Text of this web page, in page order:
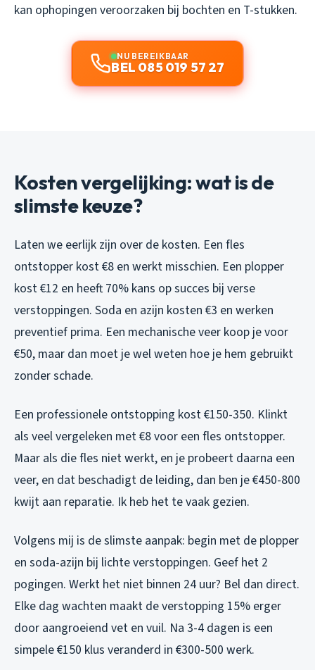
kan ophopingen veroorzaken bij bochten en T-stukken.
NU BEREIKBAAR
BEL 085 019 57 27
Kosten vergelijking: wat is de
slimste keuze?
Laten we eerlijk zijn over de kosten. Een fles
ontstopper kost €8 en werkt misschien. Een plopper
kost €12 en heeft 70% kans op succes bij verse
verstoppingen. Soda en azijn kosten €3 en werken
preventief prima. Een mechanische veer koop je voor
€50, maar dan moet je wel weten hoe je hem gebruikt
zonder schade.
Een professionele ontstopping kost €150-350. Klinkt
als veel vergeleken met €8 voor een fles ontstopper.
Maar als die fles niet werkt, en je probeert daarna een
veer, en dat beschadigt de leiding, dan ben je €450-800
kwijt aan reparatie. Ik heb het te vaak gezien.
Volgens mij is de slimste aanpak: begin met de plopper
en soda-azijn bij lichte verstoppingen. Geef het 2
pogingen. Werkt het niet binnen 24 uur? Bel dan direct.
Elke dag wachten maakt de verstopping 15% erger
door aangroeiend vet en vuil. Na 3-4 dagen is een
simpele €150 klus veranderd in €300-500 werk.